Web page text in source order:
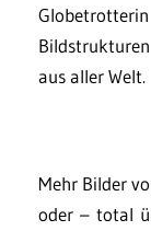
aus aller Welt.
Mehr Bilder
oder – total